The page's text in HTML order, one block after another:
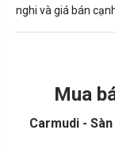
nghi và giá bán
Mua
Carmudi -